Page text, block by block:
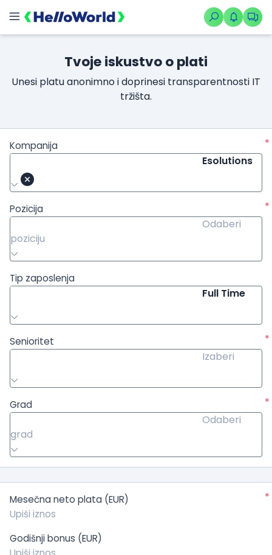
Tvoje iskustvo o plati
Unesi platu anonimno i doprinesi transparentnosti IT
tržišta.
Kompanija
*
Esolutions
Pozicija
*
Odaberi
poziciju
Tip zaposlenja
Full Time
Senioritet
*
Izaberi
Grad
*
Odaberi
grad
Mesečna neto plata (EUR) *
Godišnji bonus (EUR)